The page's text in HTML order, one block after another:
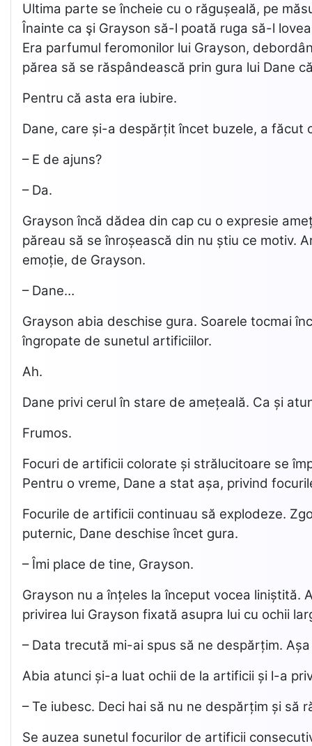
Ultima parte se încheie cu o răgușeală, pe
Înainte ca şi Grayson să-l poată ruga să-l
Era parfumul feromonilor lui Grayson,
părea să se răspândească prin gura lui Dane
Pentru că asta era iubire.
Dane, care și-a despărțit încet buzele, a făcut
– E de ajuns?
– Da.
Grayson încă dădea din cap cu o expresie
păreau să se înroșească din nu știu ce motiv.
emoție, de Grayson.
– Dane…
Grayson abia deschise gura. Soarele tocmai
îngropate de sunetul artificiilor.
Ah.
Dane privi cerul în stare de amețeală. Ca și
Frumos.
Focuri de artificii colorate și strălucitoare se
Pentru o vreme, Dane a stat așa, privind
Focurile de artificii continuau să explodeze.
puternic, Dane deschise încet gura.
– Îmi place de tine, Grayson.
Grayson nu a înțeles la început vocea
privirea lui Grayson fixată asupra lui cu ochii
– Data trecută mi-ai spus să ne despărțim.
Abia atunci și-a luat ochii de la artificii și l-a
– Te iubesc. Deci hai să nu ne despărțim și să
Se auzea sunetul focurilor de artificii